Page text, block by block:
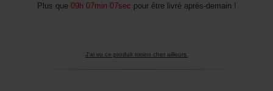
Plus que 09h 07min 06sec pour être livré après-demain !
J'ai vu ce produit moins cher ailleurs.